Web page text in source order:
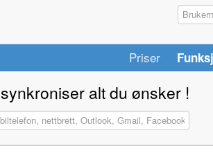
Priser
synkroniser alt du ønsker !